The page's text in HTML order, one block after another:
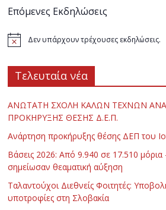
Επόμενες Εκδηλώσεις
Δεν υπάρχουν τρέχουσες εκδηλώσεις.
Τελευταία νέα
ΑΝΩΤΑΤΗ ΣΧΟΛΗ ΚΑΛΩΝ ΤΕΧΝΩΝ
ΠΡΟΚΗΡΥΞΗΣ ΘΕΣΗΣ Δ.Ε.Π.
Ανάρτηση προκήρυξης θέσης ΔΕΠ του
Βάσεις 2026: Από 9.940 σε 17.510 μόρια
σημείωσαν θεαματική αύξηση
Ταλαντούχοι Διεθνείς Φοιτητές:
υποτροφίες στη Σλοβακία